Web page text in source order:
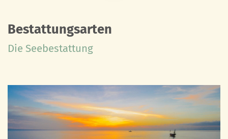
Bestattungsarten
Die Seebestattung